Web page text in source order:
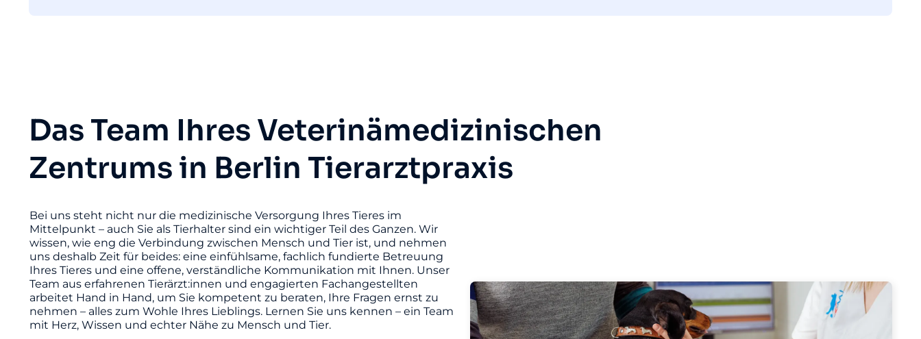
Das Team Ihres Veterinämedizinischen
Zentrums in Berlin Tierarztpraxis
Bei uns steht nicht nur die medizinische Versorgung Ihres Tieres im
Mittelpunkt – auch Sie als Tierhalter sind ein wichtiger Teil des Ganzen. Wir
wissen, wie eng die Verbindung zwischen Mensch und Tier ist, und nehmen
uns deshalb Zeit für beides: eine einfühlsame, fachlich fundierte Betreuung
Ihres Tieres und eine offene, verständliche Kommunikation mit Ihnen. Unser
Team aus erfahrenen Tierärzt:innen und engagierten Fachangestellten
arbeitet Hand in Hand, um Sie kompetent zu beraten, Ihre Fragen ernst zu
nehmen – alles zum Wohle Ihres Lieblings. Lernen Sie uns kennen – ein Team
mit Herz, Wissen und echter Nähe zu Mensch und Tier.